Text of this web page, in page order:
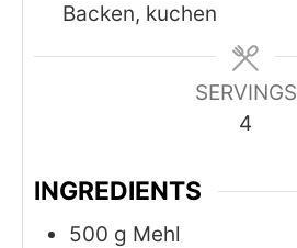
Backen, kuchen
SERVINGS
4
INGREDIENTS
500 g Mehl